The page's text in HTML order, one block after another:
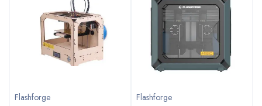
Flashforge Flashforge